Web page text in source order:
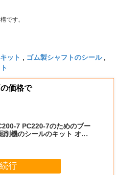
です。
ット , ゴム製シャフトのシール,
価格で
7 PC220-7のためのブー
削機のシールのキット オイ
続行